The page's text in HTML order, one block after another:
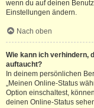
wenn du auf deinen
Einstellungen ändern.
Nach oben
Wie kann ich verhindern,
auftaucht?
In deinem persönlichen
„Meinen Online-Status
Option einschaltest,
deinen Online-Status